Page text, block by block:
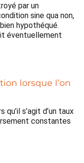
par un
sine qua non,
hypothéqué.
éventuellement
lorsque l’on
s’agit d’un taux
constantes